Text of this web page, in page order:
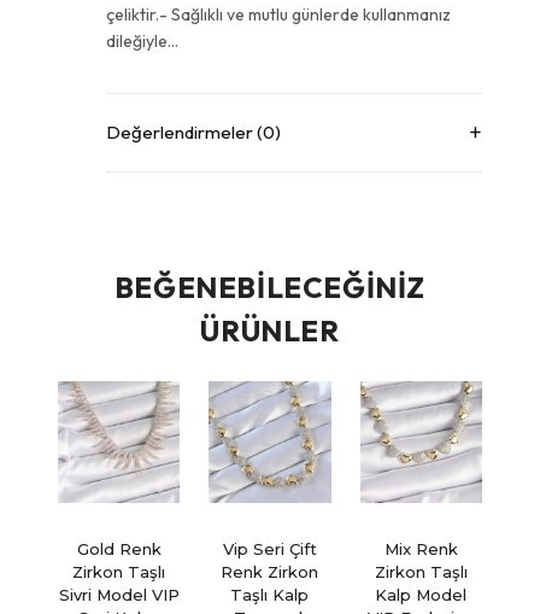
çeliktir.- Sağlıklı ve mutlu günlerde kullanmanız
dileğiyle…
Değerlendirmeler (0)
BEĞENEBILECEĞINIZ
ÜRÜNLER
Gold Renk
Zirkon Taşlı
Sivri Model VIP
Vip Seri Çift
Renk Zirkon
Taşlı Kalp
Mix Renk
Zirkon Taşlı
Kalp Model